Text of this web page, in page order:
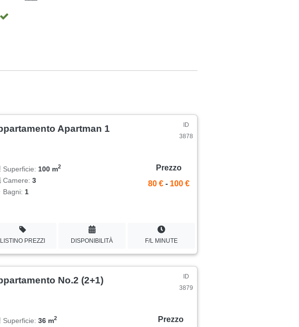
Apartman 1
ID
3878
Superficie: 100 m2
Camere:3
Bagni: 1
Prezzo
80 € - 100 €
LISTINO PREZZI DISPONIBILITÀ F/L MINUTE
No.2 (2+1)
ID
3879
Superficie:36 m2
Prezzo